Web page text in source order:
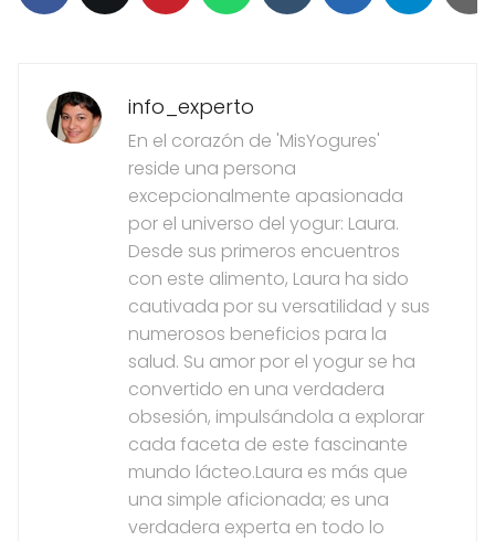
info_experto
En el corazón de 'MisYogures'
reside una persona
excepcionalmente apasionada
por el universo del yogur: Laura.
Desde sus primeros encuentros
con este alimento, Laura ha sido
cautivada por su versatilidad y sus
numerosos beneficios para la
salud. Su amor por el yogur se ha
convertido en una verdadera
obsesión, impulsándola a explorar
cada faceta de este fascinante
mundo lácteo.Laura es más que
una simple aficionada; es una
verdadera experta en todo lo